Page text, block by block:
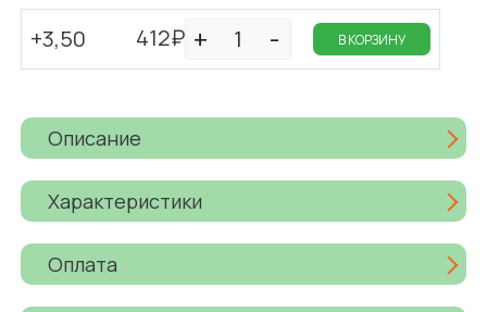
+3,50 412₽ В КОРЗИНУ
Описание
Характеристики
Оплата